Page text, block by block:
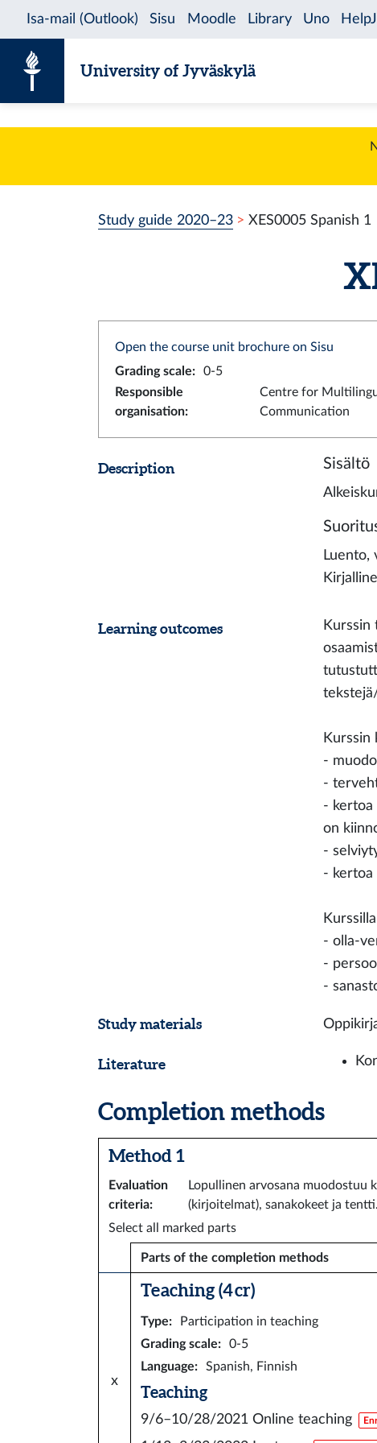
University of Jyväskylä
Study guide 2020–23 XES0005 Spanish 1
Open the course unit brochure on Sisu
Grading scale: 0-5
Responsible
organisation:
Centre for
Communication
Description Sisältö
Luento,
Learning outcomes
Kurssin
Kurssin
-
-
- kertoa
on
-
- kertoa
- olla-
-
-
Study materials
Literature
Completion methods
Method 1
Evaluation
criteria:
Lopullinen arvosana muodostuu
(kirjoitelmat), sanakokeet ja
Select all marked parts
Parts of the completion methods
x
Teaching (4 cr)
Type:
Participation in teaching
Grading scale:
0-5
Language: Spanish, Finnish
Teaching
9/6–10/28/2021 Online teaching